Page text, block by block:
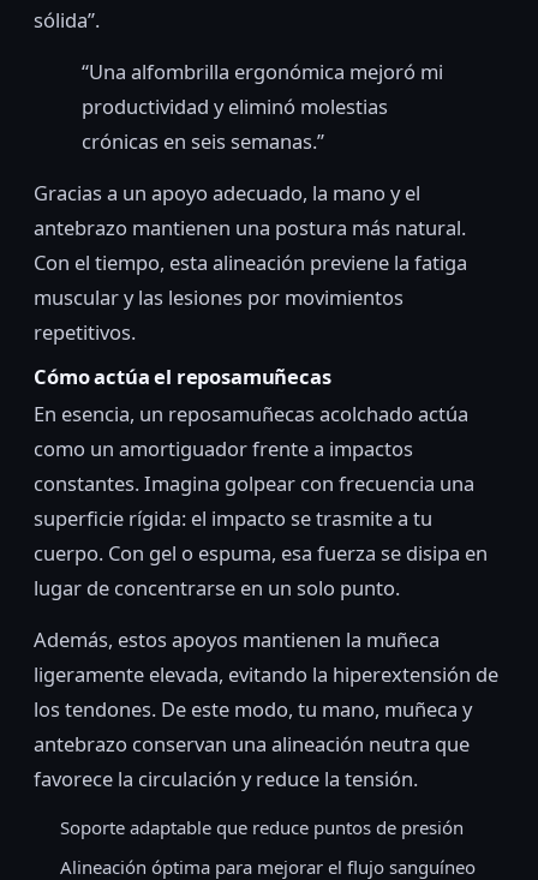
sólida”.
“Una alfombrilla ergonómica mejoró mi
productividad y eliminó molestias
crónicas en seis semanas.”
Gracias a un apoyo adecuado, la mano y el
antebrazo mantienen una postura más natural.
Con el tiempo, esta alineación previene la fatiga
muscular y las lesiones por movimientos
repetitivos.
Cómo actúa el reposamuñecas
En esencia, un reposamuñecas acolchado actúa
como un amortiguador frente a impactos
constantes. Imagina golpear con frecuencia una
superficie rígida: el impacto se trasmite a tu
cuerpo. Con gel o espuma, esa fuerza se disipa en
lugar de concentrarse en un solo punto.
Además, estos apoyos mantienen la muñeca
ligeramente elevada, evitando la hiperextensión de
los tendones. De este modo, tu mano, muñeca y
antebrazo conservan una alineación neutra que
favorece la circulación y reduce la tensión.
Soporte adaptable que reduce puntos de presión
Alineación óptima para mejorar el flujo sanguíneo